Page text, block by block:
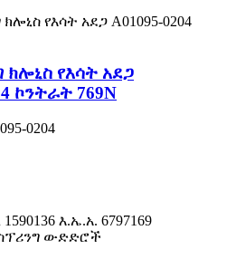
ክሎኒስ የእሳት አደጋ
ኮንትራት 769N
0204